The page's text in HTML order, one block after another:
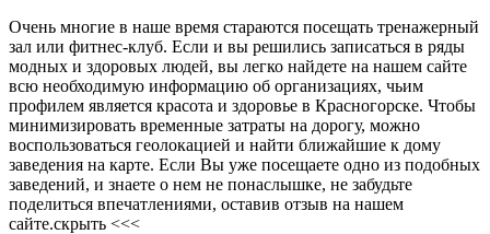
Очень многие в наше время стараются посещать тренажерный
зал или фитнес-клуб. Если и вы решились записаться в ряды
модных и здоровых людей, вы легко найдете на нашем сайте
всю необходимую информацию об организациях, чьим
профилем является красота и здоровье в Красногорске. Чтобы
минимизировать временные затраты на дорогу, можно
воспользоваться геолокацией и найти ближайшие к дому
заведения на карте. Если Вы уже посещаете одно из подобных
заведений, и знаете о нем не понаслышке, не забудьте
поделиться впечатлениями, оставив отзыв на нашем
сайте.скрыть <<<